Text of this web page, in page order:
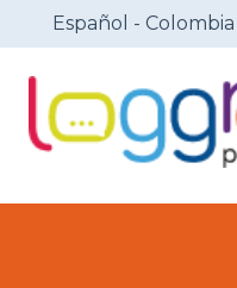
Español - Colombia